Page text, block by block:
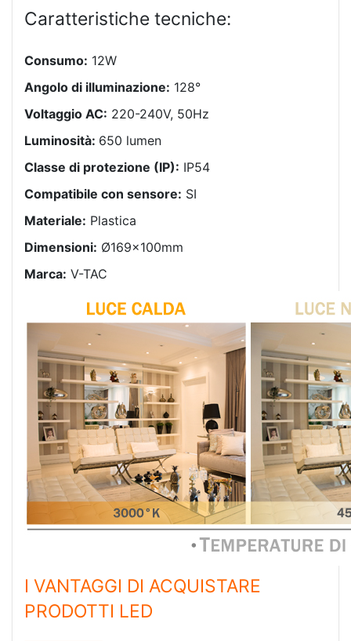
Caratteristiche tecniche:
Consumo: 12W
Angolo di illuminazione: 128°
Voltaggio AC: 220-240V, 50Hz
Luminosità: 650 lumen
Classe di protezione (IP): IP54
Compatibile con sensore: SI
Materiale: Plastica
Dimensioni: Ø169x100mm
Marca: V-TAC
I VANTAGGI DI ACQUISTARE
PRODOTTI LED